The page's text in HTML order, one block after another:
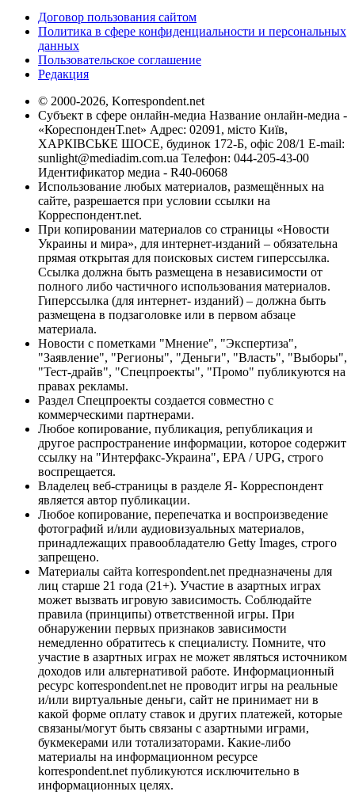
Договор пользования сайтом
Политика в сфере конфиденциальности и персональных
данных
Пользовательское соглашение
Редакция
© 2000-2026, Korrespondent.net
Субъект в сфере онлайн-медиа Название онлайн-медиа -
«КореспонденТ.net» Адрес: 02091, місто Київ,
ХАРКІВСЬКЕ ШОСЕ, будинок 172-Б, офіс 208/1 E-mail:
sunlight@mediadim.com.ua Телефон: 044-205-43-00
Идентификатор медиа - R40-06068
Использование любых материалов, размещённых на
сайте, разрешается при условии ссылки на
Корреспондент.net.
При копировании материалов со страницы «Новости
Украины и мира», для интернет-изданий – обязательна
прямая открытая для поисковых систем гиперссылка.
Ссылка должна быть размещена в независимости от
полного либо частичного использования материалов.
Гиперссылка (для интернет- изданий) – должна быть
размещена в подзаголовке или в первом абзаце
материала.
Новости с пометками "Мнение", "Экспертиза",
"Заявление", "Регионы", "Деньги", "Власть", "Выборы",
"Тест-драйв", "Спецпроекты", "Промо" публикуются на
правах рекламы.
Раздел Спецпроекты создается совместно с
коммерческими партнерами.
Любое копирование, публикация, републикация и
другое распространение информации, которое содержит
ссылку на "Интерфакс-Украина", EPA / UPG, строго
воспрещается.
Владелец веб-страницы в разделе Я- Корреспондент
является автор публикации.
Любое копирование, перепечатка и воспроизведение
фотографий и/или аудиовизуальных материалов,
принадлежащих правообладателю Getty Images, строго
запрещено.
Материалы сайта korrespondent.net предназначены для
лиц старше 21 года (21+). Участие в азартных играх
может вызвать игровую зависимость. Соблюдайте
правила (принципы) ответственной игры. При
обнаружении первых признаков зависимости
немедленно обратитесь к специалисту. Помните, что
участие в азартных играх не может являться источником
доходов или альтернативой работе. Информационный
ресурс korrespondent.net не проводит игры на реальные
и/или виртуальные деньги, сайт не принимает ни в
какой форме оплату ставок и других платежей, которые
связаны/могут быть связаны с азартными играми,
букмекерами или тотализаторами. Какие-либо
материалы на информационном ресурсе
korrespondent.net публикуются исключительно в
информационных целях.